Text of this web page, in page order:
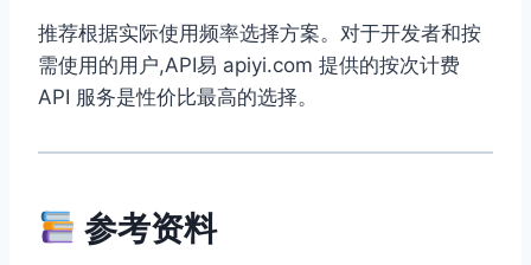
推荐根据实际使用频率选择方案。对于开发者和按
需使用的用户,API易 apiyi.com 提供的按次计费
API 服务是性价比最高的选择。
参考资料